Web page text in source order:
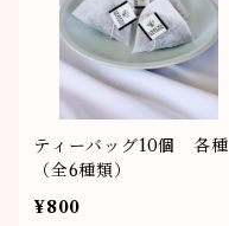
ティーバッグ10個 各種
（全6種類）
¥800